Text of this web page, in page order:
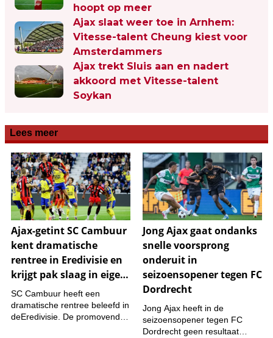
hoopt op meer
Ajax slaat weer toe in Arnhem:
Vitesse-talent Cheung kiest voor
Amsterdammers
Ajax trekt Sluis aan en nadert
akkoord met Vitesse-talent
Soykan